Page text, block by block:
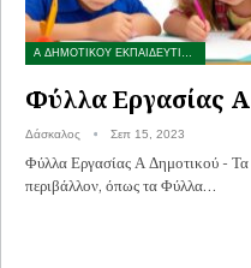
Φύλλα Εργασίας
Δάσκαλος Σεπ 15, 2023
Φύλλα Εργασίας Α Δημοτικού -
περιβάλλον, όπως τα Φύλλα…